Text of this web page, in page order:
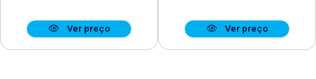
Ver preço Ver preço